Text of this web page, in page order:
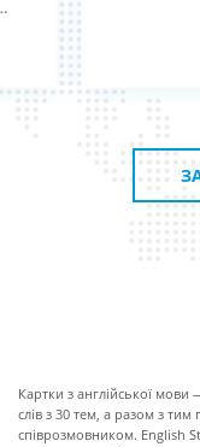
Картки з англійської
слів з 30 тем, а разом з тим
співрозмовником. English